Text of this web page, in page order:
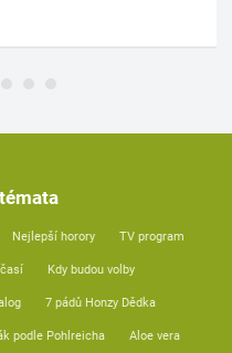
Nejlepší horory TV program
Kdy budou volby
7 pádů Honzy Dědka
podle Pohlreicha Aloe vera